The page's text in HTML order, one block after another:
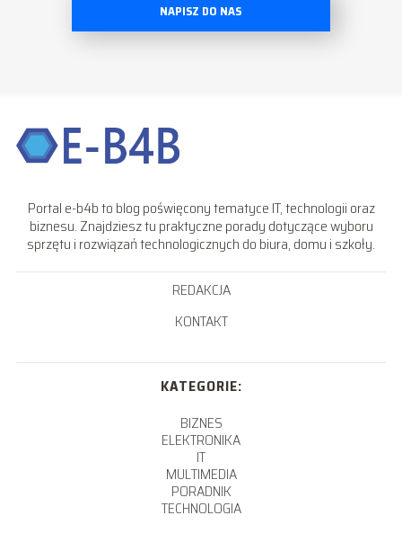
NAPISZ DO NAS
Portal e-b4b to blog poświęcony tematyce IT, technologii oraz
biznesu. Znajdziesz tu praktyczne porady dotyczące wyboru
sprzętu i rozwiązań technologicznych do biura, domu i szkoły.
REDAKCJA
KONTAKT
KATEGORIE:
BIZNES
ELEKTRONIKA
IT
MULTIMEDIA
PORADNIK
TECHNOLOGIA